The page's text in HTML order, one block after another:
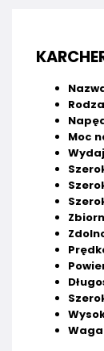
Moc